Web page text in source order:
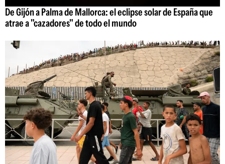
De Gijón a Palma de Mallorca: el eclipse solar de España que
atrae a "cazadores" de todo el mundo